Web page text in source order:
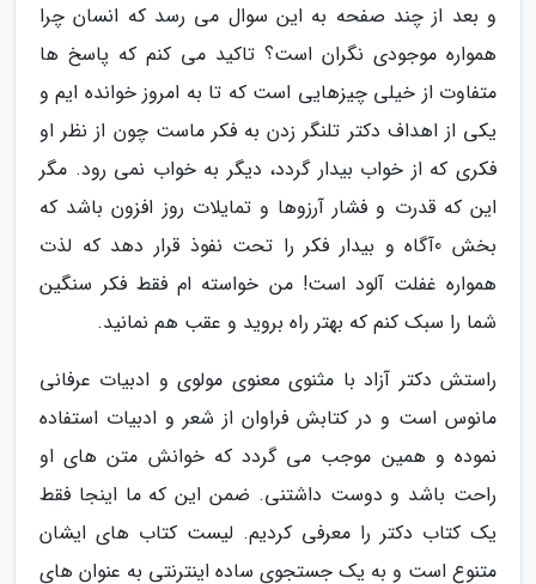
و بعد از چند صفحه به این سوال می رسد که انسان چرا
همواره موجودی نگران است؟ تاکید می کنم که پاسخ ها
متفاوت از خیلی چیزهایی است که تا به امروز خوانده ایم و
یکی از اهداف دکتر تلنگر زدن به فکر ماست چون از نظر او
فکری که از خواب بیدار گردد، دیگر به خواب نمی رود. مگر
این که قدرت و فشار آرزوها و تمایلات روز افزون باشد که
بخش 0آگاه و بیدار فکر را تحت نفوذ قرار دهد که لذت
همواره غفلت آلود است! من خواسته ام فقط فکر سنگین
شما را سبک کنم که بهتر راه بروید و عقب هم نمانید.
راستش دکتر آزاد با مثنوی معنوی مولوی و ادبیات عرفانی
مانوس است و در کتابش فراوان از شعر و ادبیات استفاده
نموده و همین موجب می گردد که خوانش متن های او
راحت باشد و دوست داشتنی. ضمن این که ما اینجا فقط
یک کتاب دکتر را معرفی کردیم. لیست کتاب های ایشان
متنوع است و به یک جستجوی ساده اینترنتی به عنوان های